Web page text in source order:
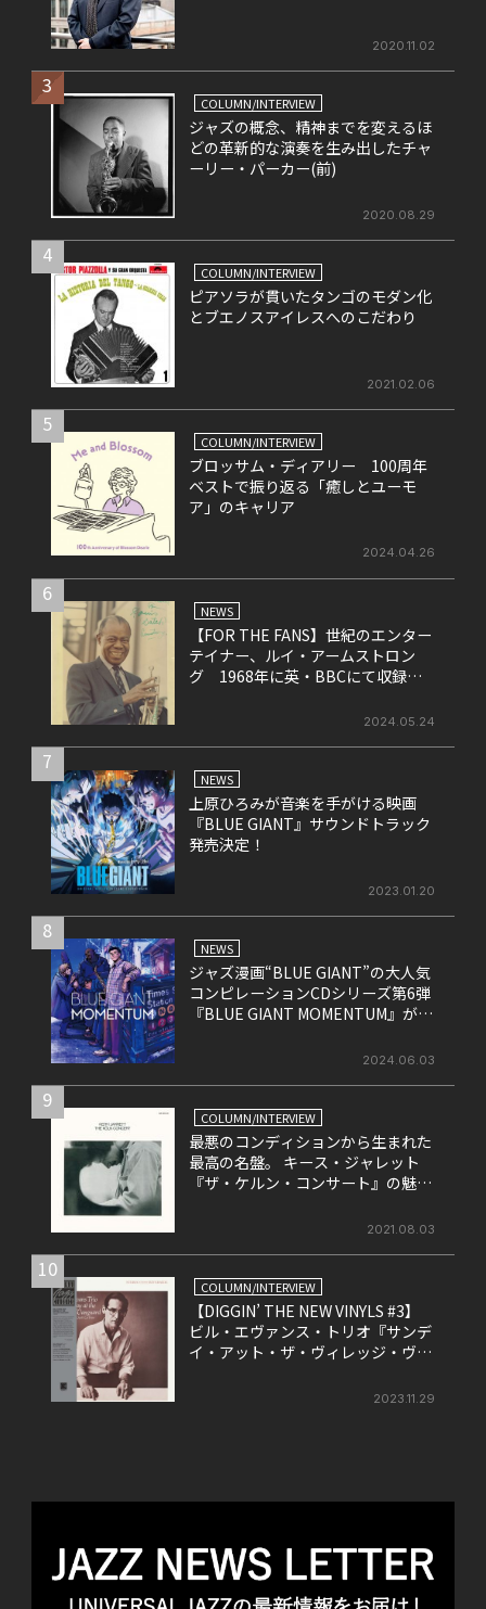
2020.11.02
3
COLUMN/INTERVIEW
ジャズの概念、精神までを変えるほ
どの革新的な演奏を生み出したチャ
ーリー・パーカー(前)
2020.08.29
4
COLUMN/INTERVIEW
ピアソラが貫いたタンゴのモダン化
とブエノスアイレスへのこだわり
2021.02.06
5
COLUMN/INTERVIEW
ブロッサム・ディアリー 100周年
ベストで振り返る「癒しとユーモ
ア」のキャリア
2024.04.26
6
NEWS
【FOR THE FANS】世紀のエンター
テイナー、ルイ・アームストロン
グ 1968年に英・BBCにて収録さ
2024.05.24
7
NEWS
上原ひろみが音楽を手がける映画
『BLUE GIANT』サウンドトラック
発売決定！
2023.01.20
8
NEWS
ジャズ漫画“BLUE GIANT”の大人気
コンピレーションCDシリーズ第6弾
『BLUE GIANT MOMENTUM』が6
2024.06.03
9
COLUMN/INTERVIEW
最悪のコンディションから生まれた
最高の名盤。 キース・ジャレット
『ザ・ケルン・コンサート』の魅力
2021.08.03
10
COLUMN/INTERVIEW
【DIGGIN’ THE NEW VINYLS #3】
ビル・エヴァンス・トリオ『サンデ
イ・アット・ザ・ヴィレッジ・ヴァ
2023.11.29